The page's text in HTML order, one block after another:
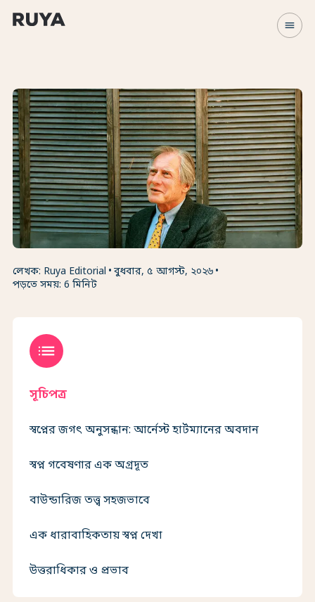
menu
লেখক: Ruya Editorial
বুধবার, ৫ আগস্ট, ২০২৬
পড়তে সময়: 6 মিনিট
list
সূচিপত্র
স্বপ্নের জগৎ অনুসন্ধান: আর্নেস্ট হার্টম্যানের অবদান
স্বপ্ন গবেষণার এক অগ্রদূত
বাউন্ডারিজ তত্ত্ব সহজভাবে
এক ধারাবাহিকতায় স্বপ্ন দেখা
উত্তরাধিকার ও প্রভাব